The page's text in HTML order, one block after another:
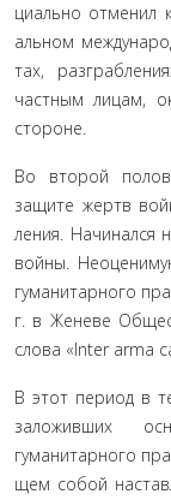
циально отменил
альном
тах,
частным лицам,
стороне.
Во второй
защите жертв
ления. Начинался
войны.
гуманитарного
г. в Женеве
слова «Inter arma
В этот период в
заложивших
гуманитарного
щем собой